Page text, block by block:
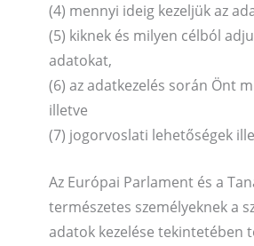
(4) mennyi ideig kezeljük az
(5) kiknek és milyen célból
adatokat,
(6) az adatkezelés során Önt
illetve
(7) jogorvoslati lehetőségek
Az Európai Parlament és a
természetes személyeknek a
adatok kezelése tekintetében